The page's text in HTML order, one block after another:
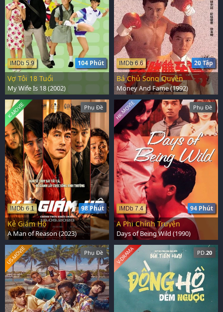
104 Phút
IMDb 5.9
Vợ Tôi 18 Tuổi
My Wife Is 18 (2002)
20 Tập
IMDb 6.6
Bá Chủ Song Quyền
Money And Fame (1992)
Phụ Đề
98 Phút
IMDb 6.1
K-MOVIE
Kẻ Giám Hộ
A Man of Reason (2023)
Phụ Đề
94 Phút
IMDb 7.4
HK-MOVIE
A Phi Chính Truyện
Days of Being Wild (1990)
Phụ Đề
US-MOVIE PD.20
V-DRAMA